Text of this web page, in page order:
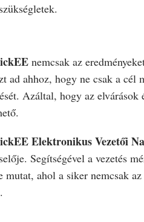
szükségletek.
nemcsak az
ad ahhoz, hogy ne csak a
Azáltal, hogy az elvárások
Elektronikus Vezetői
Segítségével a vezetés
mutat, ahol a siker nemcsak